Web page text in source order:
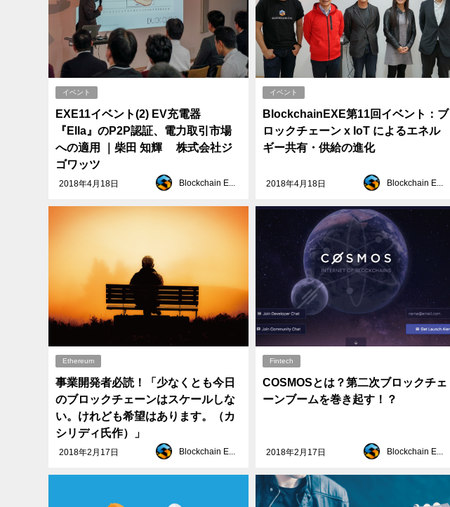
イベント
EXE11イベント(2) EV充電器
『Ella』のP2P認証、電力取引市場
への適用 ｜柴田 知輝 株式会社ジ
ゴワッツ
2018年4月18日
イベント
BlockchainEXE第11回イベント：ブ
ロックチェーン x IoT によるエネル
ギー共有・供給の進化
2018年4月18日 Blockchain EXE
Ethereum
事業開発者必読！「少なくとも今日
のブロックチェーンはスケールしな
い。けれども希望はあります。（カ
シリディ氏作）」
2018年2月17日
Fintech
COSMOSとは？第二次ブロックチェ
ーンブームを巻き起す！？
2018年2月17日 Blockchain EXE